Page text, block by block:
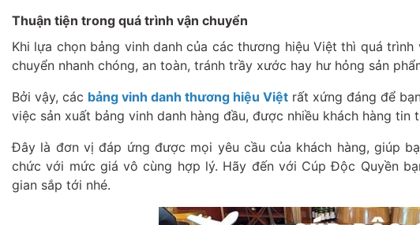
Thuận tiện trong quá trình vận chuyển
Khi lựa chọn bảng vinh danh của các thương hiệu Việt thì quá
chuyển nhanh chóng, an toàn, tránh trầy xước hay hư hỏng sản
Bởi vậy, các bảng vinh danh thương hiệu Việt rất xứng đáng để
việc sản xuất bảng vinh danh hàng đầu, được nhiều khách hàng
Đây là đơn vị đáp ứng được mọi yêu cầu của khách hàng, giúp
chức với mức giá vô cùng hợp lý. Hãy đến với Cúp Độc Quyền
gian sắp tới nhé.